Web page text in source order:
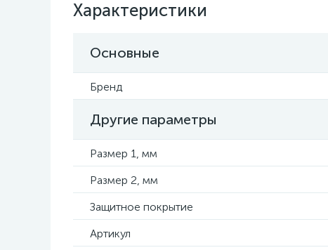
Характеристики
Основные
Бренд
Другие параметры
Размер 1, мм
Размер 2, мм
Защитное покрытие
Артикул